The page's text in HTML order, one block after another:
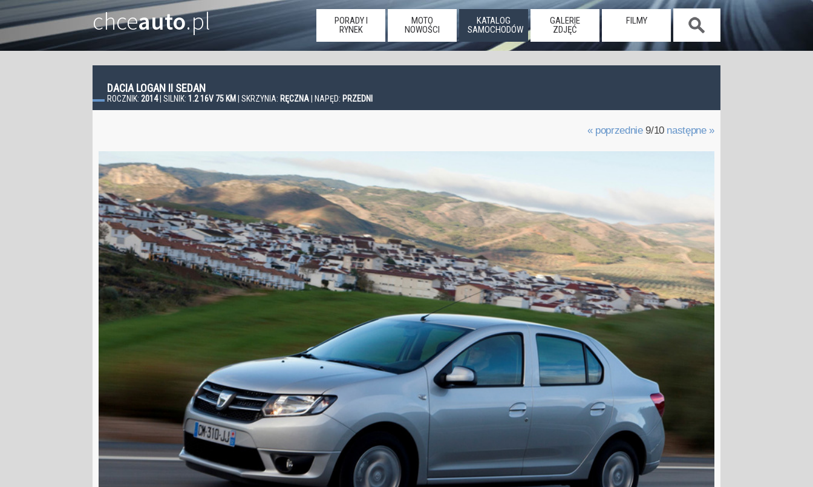
chceauto.pl
PORADY I
RYNEK
MOTO
NOWOŚCI
KATALOG
SAMOCHODÓW
GALERIE
ZDJĘĆ
FILMY
DACIA LOGAN II SEDAN
ROCZNIK: 2014| SILNIK: 1.2 16V 75 KM | SKRZYNIA: RĘCZNA | NAPĘD: PRZEDNI
« poprzednie9/10 następne »